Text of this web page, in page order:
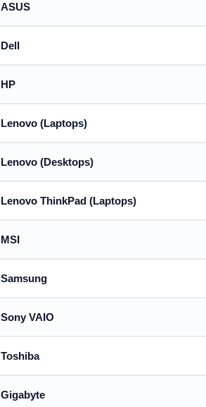
ASUS
Dell
HP
Lenovo (Laptops)
Lenovo (Desktops)
Lenovo ThinkPad (Laptops)
MSI
Samsung
Sony VAIO
Toshiba
Gigabyte